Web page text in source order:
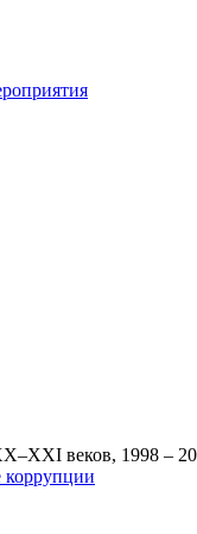
веков, 1998 –
коррупции